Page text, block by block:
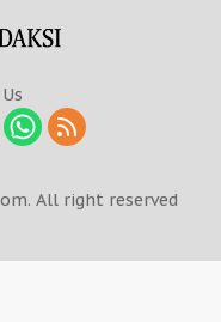
All right reserved